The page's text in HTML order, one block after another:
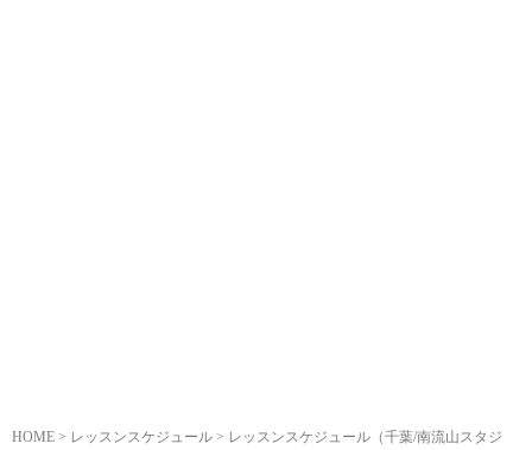
HOME > レッスンスケジュール > レッスンスケジュール （千葉/南流山スタジ